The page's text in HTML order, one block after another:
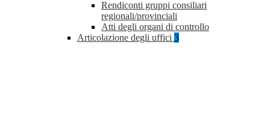
Rendiconti gruppi consiliari
regionali/provinciali
Atti degli organi di controllo
Articolazione degli uffici 3